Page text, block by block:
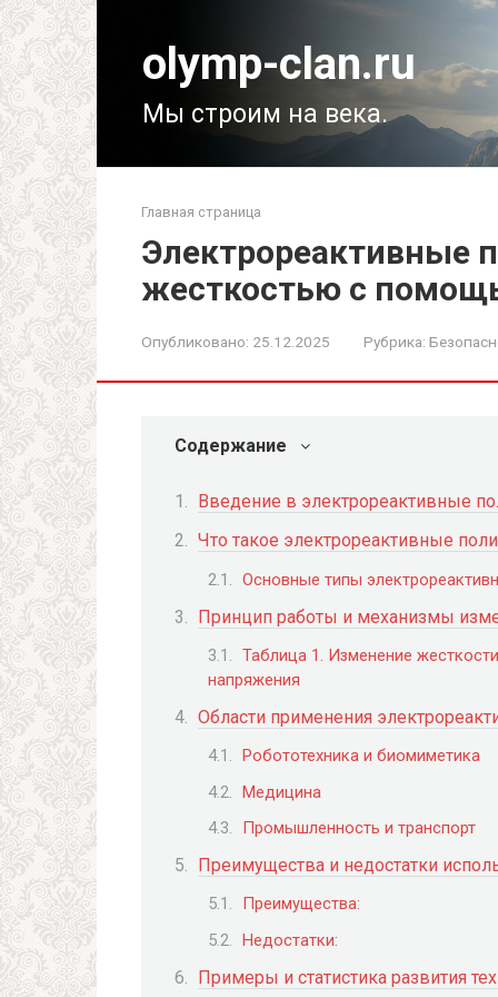
olymp-clan.ru
Мы строим на века.
Главная страница
Электрореактивные
жесткостью с
Опубликовано: 25.12.2025 Рубрика:
Содержание
Введение в электрореактивные
Что такое электрореактивные
Основные типы
Принцип работы и механизмы
Таблица 1. Изменение
напряжения
Области применения
Робототехника и биомиметика
Медицина
Промышленность и транспорт
Преимущества и недостатки
Преимущества:
Недостатки:
Примеры и статистика развития